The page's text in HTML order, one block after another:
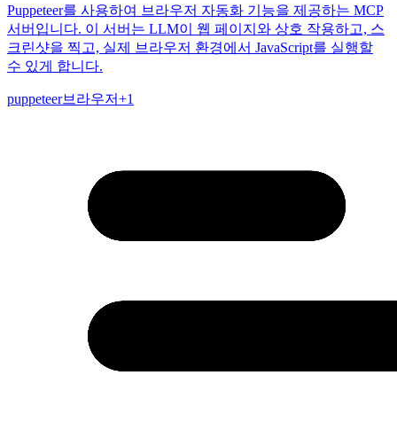
Puppeteer를 사용하여 브라우저 자동화 기능을 제공하는 MCP
서버입니다. 이 서버는 LLM이 웹 페이지와 상호 작용하고, 스
크린샷을 찍고, 실제 브라우저 환경에서 JavaScript를 실행할
수 있게 합니다.
puppeteer브라우저+1